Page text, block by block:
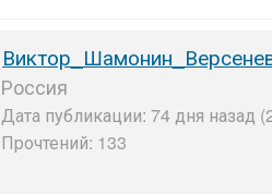
Россия
Дата публикации: 74 дня назад
Прочтений: 133